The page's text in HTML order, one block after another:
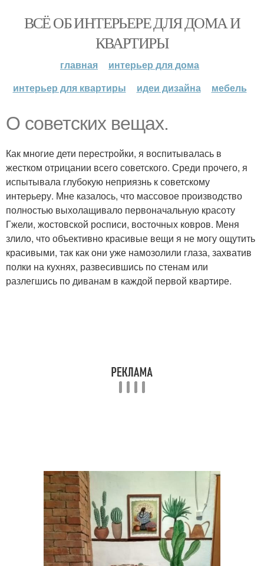
ВСЁ ОБ ИНТЕРЬЕРЕ ДЛЯ ДОМА И
КВАРТИРЫ
главная
интерьер для дома
интерьер для квартиры
идеи дизайна мебель
О советских вещах.
Как многие дети перестройки, я воспитывалась в
жестком отрицании всего советского. Среди прочего, я
испытывала глубокую неприязнь к советскому
интерьеру. Мне казалось, что массовое производство
полностью выхолащивало первоначальную красоту
Гжели, жостовской росписи, восточных ковров. Меня
злило, что объективно красивые вещи я не могу ощутить
красивыми, так как они уже намозолили глаза, захватив
полки на кухнях, развесившись по стенам или
разлегшись по диванам в каждой первой квартире.